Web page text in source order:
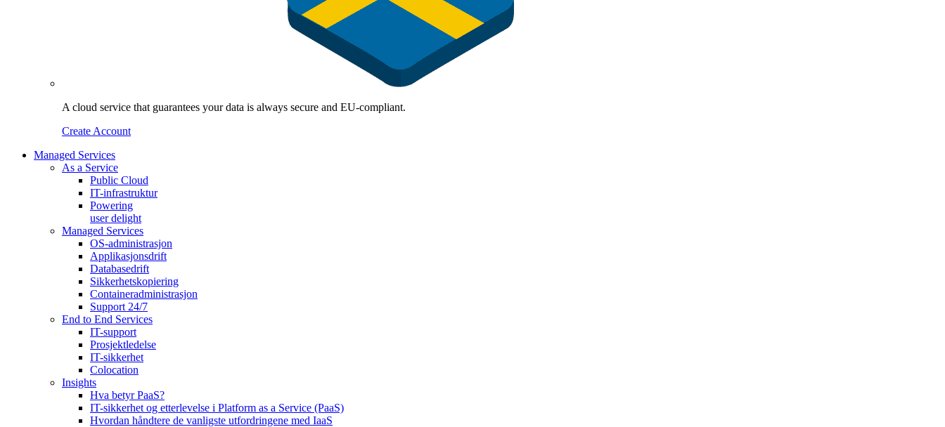
A cloud service that guarantees your data is always secure and EU-compliant.
Create Account
Managed Services
As a Service
Public Cloud
IT-infrastruktur
Powering
user delight
Managed Services
OS‑administrasjon
Applikasjonsdrift
Databasedrift
Sikkerhetskopiering
Containeradministrasjon
Support 24/7
End to End Services
IT-support
Prosjektledelse
IT-sikkerhet
Colocation
Insights
Hva betyr PaaS?
IT-sikkerhet og etterlevelse i Platform as a Service (PaaS)
Hvordan håndtere de vanligste utfordringene med IaaS